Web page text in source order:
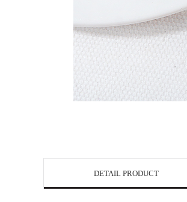
DETAIL PRODUCT